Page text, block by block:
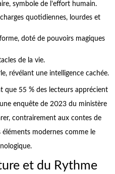
symbole de l’effort humain.
quotidiennes, lourdes et
doté de pouvoirs magiques
de la vie.
révélant une intelligence cachée.
que 55 % des lecteurs apprécient
enquête de 2023 du ministère
contrairement aux contes de
modernes comme le
et du Rythme